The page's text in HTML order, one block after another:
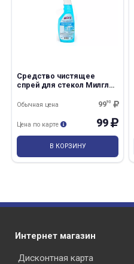
Средство чистящее
спрей для стекол Милглас
ассортименте/20
9990
Обычная цена
99
Цена по карте
В КОРЗИНУ
Интернет магазин
Дисконтная карта